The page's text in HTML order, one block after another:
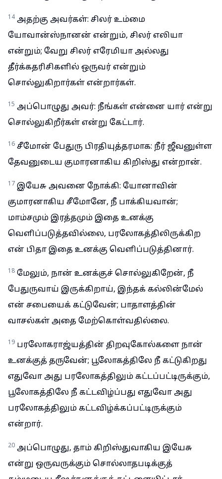
14 அதற்கு அவர்கள்: சிலர் உம்மை
யோவான்ஸ்நானன் என்றும், சிலர் எலியா
என்றும்; வேறு சிலர் எரேமியா அல்லது
தீர்க்கதரிசிகளில் ஒருவர் என்றும்
சொல்லுகிறார்கள் என்றார்கள்.
15 அப்பொழுது அவர்: நீங்கள் என்னை யார் என்று
சொல்லுகிறீர்கள் என்று கேட்டார்.
16 சீமோன் பேதுரு பிரதியுத்தரமாக: நீர் ஜீவனுள்ள
தேவனுடைய குமாரனாகிய கிறிஸ்து என்றான்.
17 இயேசு அவனை நோக்கி: யோனாவின்
குமாரனாகிய சீமோனே, நீ பாக்கியவான்;
மாம்சமும் இரத்தமும் இதை உனக்கு
வெளிப்படுத்தவில்லை, பரலோகத்திலிருக்கிற
என் பிதா இதை உனக்கு வெளிப்படுத்தினார்.
18 மேலும், நான் உனக்குச் சொல்லுகிறேன், நீ
பேதுருவாய் இருக்கிறாய், இந்தக் கல்லின்மேல்
என் சபையைக் கட்டுவேன்; பாதாளத்தின்
வாசல்கள் அதை மேற்கொள்வதில்லை.
19 பரலோகராஜ்யத்தின் திறவுகோல்களை நான்
உனக்குத் தருவேன்; பூலோகத்திலே நீ கட்டுகிறது
எதுவோ அது பரலோகத்திலும் கட்டப்பட்டிருக்கும்,
பூலோகத்திலே நீ கட்டவிழ்ப்பது எதுவோ அது
பரலோகத்திலும் கட்டவிழ்க்கப்பட்டிருக்கும்
என்றார்.
20 அப்பொழுது, தாம் கிறிஸ்துவாகிய இயேசு
என்று ஒருவருக்கும் சொல்லாதபடிக்குத்